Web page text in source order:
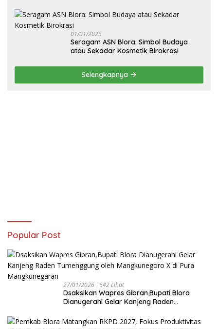
Blora
01/01/2026
‎Seragam ASN Blora: Simbol Budaya
atau Sekadar Kosmetik Birokrasi
Selengkapnya
Popular Post
27/01/2026 642 Lihat
‎Dsaksikan Wapres Gibran,Bupati Blora
Dianugerahi Gelar Kanjeng Raden
Mangkunegaran